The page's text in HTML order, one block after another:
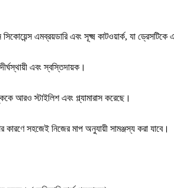
এমব্রয়ডারি এবং সূক্ষ্ম কাটওয়ার্ক, যা ড্রেসটিকে
এবং স্বস্তিদায়ক।
আরও স্টাইলিশ এবং গ্ল্যামারাস করেছে।
কারণে সহজেই নিজের মাপ অনুযায়ী সামঞ্জস্য করা যাবে।